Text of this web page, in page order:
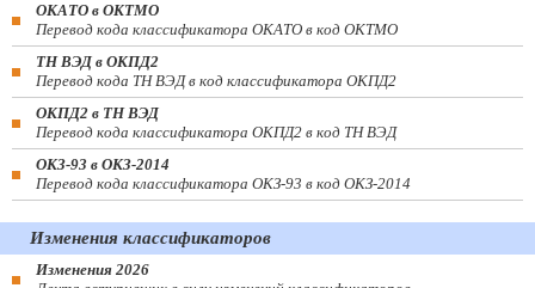
ОКАТО в ОКТМО
Перевод кода классификатора ОКАТО в код ОКТМО
ТН ВЭД в ОКПД2
Перевод кода ТН ВЭД в код классификатора ОКПД2
ОКПД2 в ТН ВЭД
Перевод кода классификатора ОКПД2 в код ТН ВЭД
ОКЗ-93 в ОКЗ-2014
Перевод кода классификатора ОКЗ-93 в код ОКЗ-2014
Изменения классификаторов
Изменения 2026